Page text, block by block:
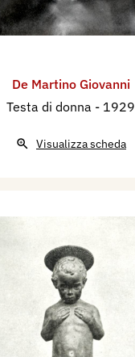
De Martino Giovanni
Testa di donna - 1929
Visualizza scheda